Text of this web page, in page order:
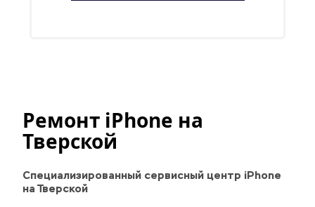
Ремонт iPhone на
Тверской
Специализированный сервисный центр iPhone
на Тверской